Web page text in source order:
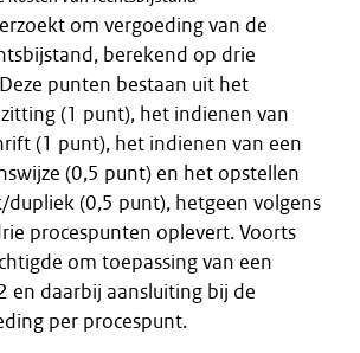
om vergoeding van de
berekend op drie
punten bestaan uit het
(1 punt), het indienen van
(1 punt), het indienen van een
(0,5 punt) en het opstellen
dupliek (0,5 punt), hetgeen volgens
procespunten oplevert. Voorts
om toepassing van een
en daarbij aansluiting bij de
per procespunt.